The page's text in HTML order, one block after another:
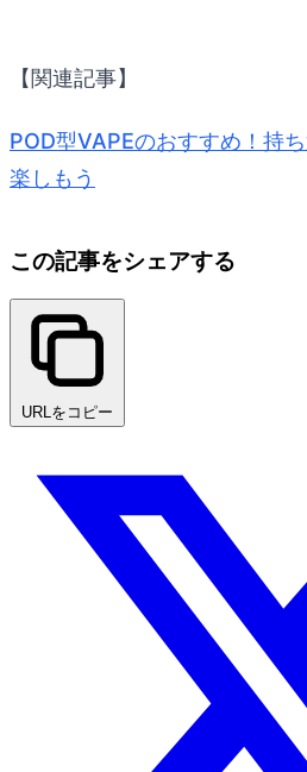
【関連記事】
POD型VAPEのおすすめ！持
楽しもう
この記事をシェアする
URLをコピー